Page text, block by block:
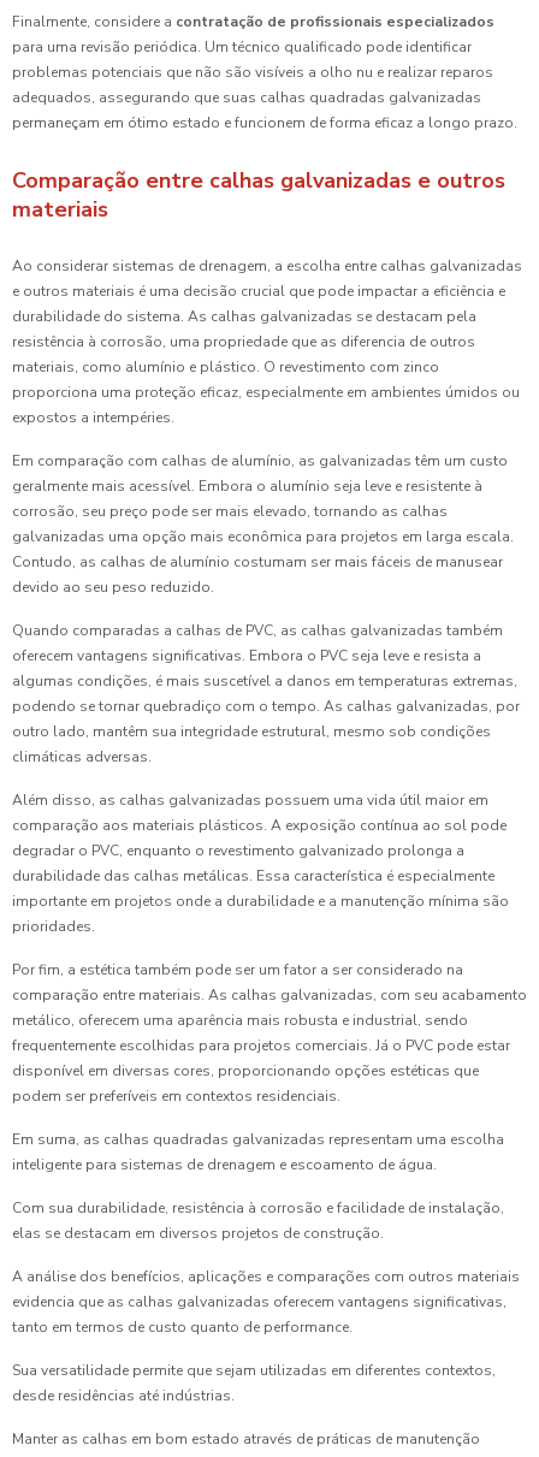
Finalmente, considere a contratação de profissionais especializados
para uma revisão periódica. Um técnico qualificado pode identificar
problemas potenciais que não são visíveis a olho nu e realizar reparos
adequados, assegurando que suas calhas quadradas galvanizadas
permaneçam em ótimo estado e funcionem de forma eficaz a longo prazo.
Comparação entre calhas galvanizadas e outros
materiais
Ao considerar sistemas de drenagem, a escolha entre calhas galvanizadas
e outros materiais é uma decisão crucial que pode impactar a eficiência e
durabilidade do sistema. As calhas galvanizadas se destacam pela
resistência à corrosão, uma propriedade que as diferencia de outros
materiais, como alumínio e plástico. O revestimento com zinco
proporciona uma proteção eficaz, especialmente em ambientes úmidos ou
expostos a intempéries.
Em comparação com calhas de alumínio, as galvanizadas têm um custo
geralmente mais acessível. Embora o alumínio seja leve e resistente à
corrosão, seu preço pode ser mais elevado, tornando as calhas
galvanizadas uma opção mais econômica para projetos em larga escala.
Contudo, as calhas de alumínio costumam ser mais fáceis de manusear
devido ao seu peso reduzido.
Quando comparadas a calhas de PVC, as calhas galvanizadas também
oferecem vantagens significativas. Embora o PVC seja leve e resista a
algumas condições, é mais suscetível a danos em temperaturas extremas,
podendo se tornar quebradiço com o tempo. As calhas galvanizadas, por
outro lado, mantêm sua integridade estrutural, mesmo sob condições
climáticas adversas.
Além disso, as calhas galvanizadas possuem uma vida útil maior em
comparação aos materiais plásticos. A exposição contínua ao sol pode
degradar o PVC, enquanto o revestimento galvanizado prolonga a
durabilidade das calhas metálicas. Essa característica é especialmente
importante em projetos onde a durabilidade e a manutenção mínima são
prioridades.
Por fim, a estética também pode ser um fator a ser considerado na
comparação entre materiais. As calhas galvanizadas, com seu acabamento
metálico, oferecem uma aparência mais robusta e industrial, sendo
frequentemente escolhidas para projetos comerciais. Já o PVC pode estar
disponível em diversas cores, proporcionando opções estéticas que
podem ser preferíveis em contextos residenciais.
Em suma, as calhas quadradas galvanizadas representam uma escolha
inteligente para sistemas de drenagem e escoamento de água.
Com sua durabilidade, resistência à corrosão e facilidade de instalação,
elas se destacam em diversos projetos de construção.
A análise dos benefícios, aplicações e comparações com outros materiais
evidencia que as calhas galvanizadas oferecem vantagens significativas,
tanto em termos de custo quanto de performance.
Sua versatilidade permite que sejam utilizadas em diferentes contextos,
desde residências até indústrias.
Manter as calhas em bom estado através de práticas de manutenção